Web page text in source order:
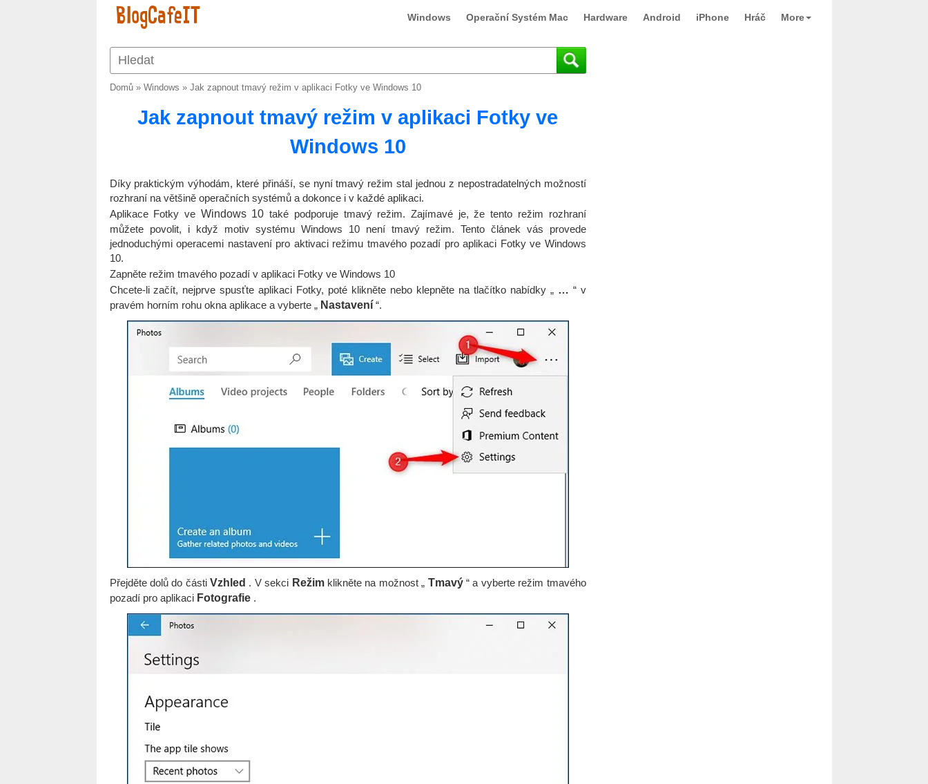
Windows Operační Systém Mac Hardware Android iPhone Hráč More
Domů» Windows » Jak zapnout tmavý režim v aplikaci Fotky ve Windows 10
Jak zapnout tmavý režim v aplikaci Fotky ve
Windows 10
Díky praktickým výhodám, které přináší, se nyní tmavý režim stal jednou z nepostradatelných možností
rozhraní na většině operačních systémů a dokonce i v každé aplikaci.
Aplikace Fotky ve Windows 10 také podporuje tmavý režim. Zajímavé je, že tento režim rozhraní
můžete povolit, i když motiv systému Windows 10 není tmavý režim. Tento článek vás provede
jednoduchými operacemi nastavení pro aktivaci režimu tmavého pozadí pro aplikaci Fotky ve Windows
10.
Zapněte režim tmavého pozadí v aplikaci Fotky ve Windows 10
Chcete-li začít, nejprve spusťte aplikaci Fotky, poté klikněte nebo klepněte na tlačítko nabídky „ … “ v
pravém horním rohu okna aplikace a vyberte „ Nastavení“.
Přejděte dolů do částiVzhled . V sekci Režimklikněte na možnost „ Tmavý“ a vyberte režim tmavého
pozadí pro aplikaci Fotografie.